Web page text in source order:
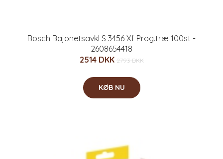
Bosch Bajonetsavkl S 3456 Xf Prog.træ 100st -
2608654418
2514 DKK 2793 DKK
KØB NU